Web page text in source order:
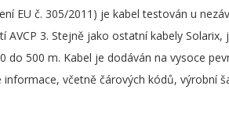
EU č. 305/2011) je kabel testován u
3. Stejně jako ostatní kabely Solarix,
do 500 m. Kabel je dodáván na vysoce
včetně čárových kódů, výrobní